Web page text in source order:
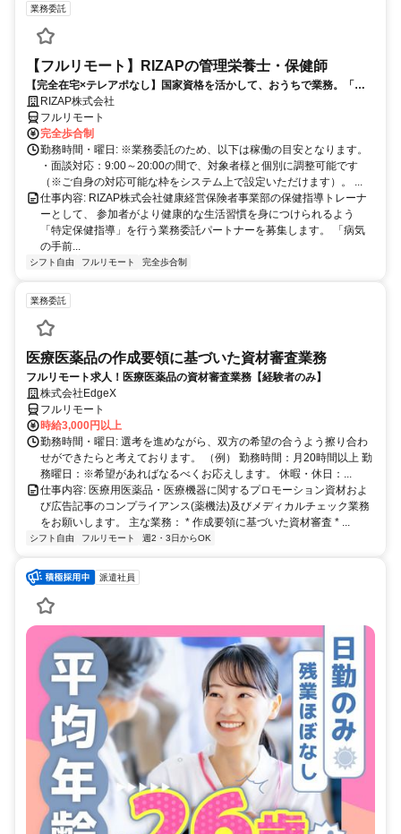
業務委託
【フルリモート】RIZAPの管理栄養士・保健師
【完全在宅×テレアポなし】国家資格を活かして、おうちで業務。「も
う一つの安心」を。主婦・Wワーカー活躍中！「平日の日中だけ」「夕
方以降の数時間だけ」など、生活リズムに合わせた時間調整が可能で
す。1件ごとの成果報酬型だから、頑張った分だけ手応えのある収入
に。充実のサポート体制で、安心の在宅ワークを始めませんか？
RIZAP株式会社
フルリモート
完全歩合制
勤務時間・曜日: ※業務委託のため、以下は稼働の目安となります。
・面談対応：9:00～20:00の間で、対象者様と個別に調整可能です
（※ご自身の対応可能な枠をシステム上で設定いただけます）。 ...
仕事内容: RIZAP株式会社健康経営保険者事業部の保健指導トレーナ
ーとして、 参加者がより健康的な生活習慣を身につけられるよう
「特定保健指導」を行う業務委託パートナーを募集します。 「病気
の手前...
シフト自由 フルリモート 完全歩合制
業務委託
医療医薬品の作成要領に基づいた資材審査業務
フルリモート求人！医療医薬品の資材審査業務【経験者のみ】
株式会社EdgeX
フルリモート
時給3,000円以上
勤務時間・曜日: 選考を進めながら、双方の希望の合うよう擦り合わ
せができたらと考えております。 （例） 勤務時間：月20時間以上 勤
務曜日：※希望があればなるべくお応えします。 休暇・休日：...
仕事内容: 医療用医薬品・医療機器に関するプロモーション資材およ
び広告記事のコンプライアンス(薬機法)及びメディカルチェック業務
をお願いします。 主な業務： * 作成要領に基づいた資材審査 * ...
シフト自由 フルリモート 週2・3日からOK
派遣社員